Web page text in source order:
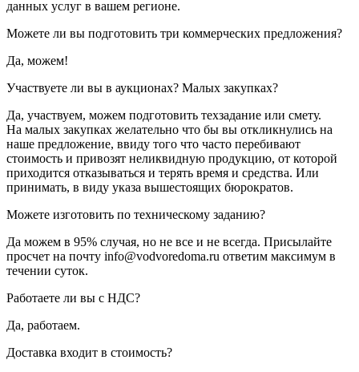
данных услуг в вашем регионе.
Можете ли вы подготовить три коммерческих предложения?
Да, можем!
Участвуете ли вы в аукционах? Малых закупках?
Да, участвуем, можем подготовить техзадание или смету.
На малых закупках желательно что бы вы откликнулись на
наше предложение, ввиду того что часто перебивают
стоимость и привозят неликвидную продукцию, от которой
приходится отказываться и терять время и средства. Или
принимать, в виду указа вышестоящих бюрократов.
Можете изготовить по техническому заданию?
Да можем в 95% случая, но не все и не всегда. Присылайте
просчет на почту info@vodvoredoma.ru ответим максимум в
течении суток.
Работаете ли вы с НДС?
Да, работаем.
Доставка входит в стоимость?